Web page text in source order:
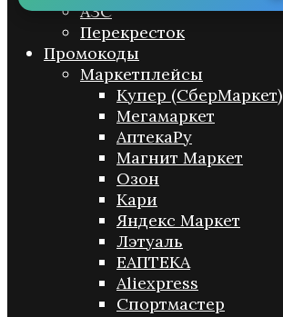
АЗС
Перекресток
Промокоды
Маркетплейсы
Купер (СберМаркет)
Мегамаркет
АптекаРу
Магнит Маркет
Озон
Кари
Яндекс Маркет
Лэтуаль
ЕАПТЕКА
Aliexpress
Спортмастер